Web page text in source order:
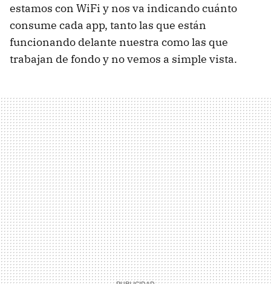
estamos con WiFi y nos va indicando cuánto
consume cada app, tanto las que están
funcionando delante nuestra como las que
trabajan de fondo y no vemos a simple vista.